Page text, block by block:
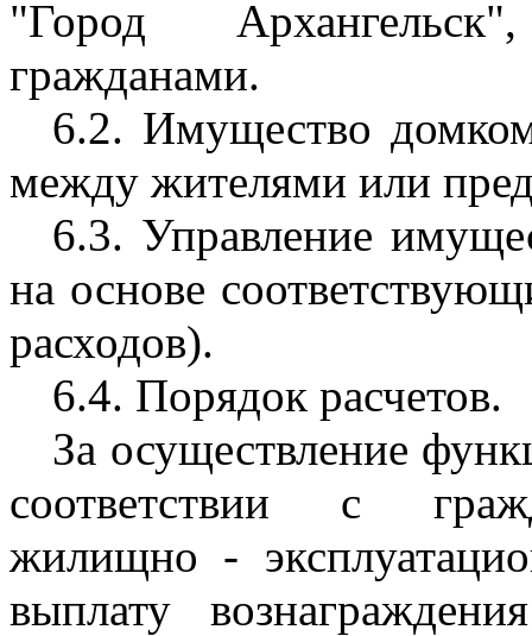
"Город
гражданами.
6.2. Имущество
между жителями или
6.3. Управление
на основе
расходов).
6.4. Порядок расчетов.
За осуществление
соответствии с
жилищно -
выплату